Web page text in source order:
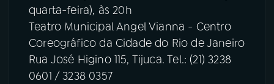
quarta-feira), às 20h
Teatro Municipal Angel Vianna - Centro
Coreográfico da Cidade do Rio de Janeiro
Rua José Higino 115, Tijuca. Tel.: (21) 3238
0601 / 3238 0357